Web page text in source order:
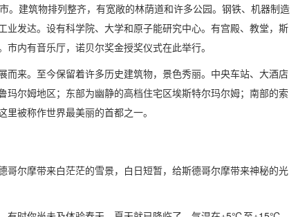
。建筑物排列整齐，有宽敞的林荫道和许多公园。钢铁、机器制造
业发达。设有科学院、大学和原子能研究中心。有宫殿、教堂，斯
内有音乐厅，诺贝尔奖金授奖仪式在此举行。
而来。至今保留着许多历史建筑物，景色秀丽。中央车站、大酒店
玛尔姆地区；东部为幽静的高档住宅区埃斯特尔玛尔姆；南部的索
被称作世界最美丽的首都之一。
哥尔摩带来白茫茫的雪景，白日短暂，给斯德哥尔摩带来神秘的光